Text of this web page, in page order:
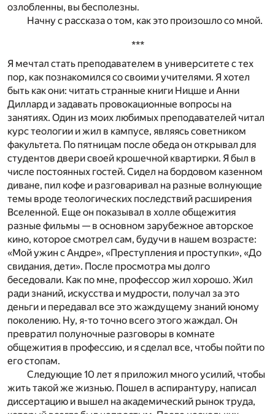
озлобленны, вы бесполезны.
Начну с рассказа о том, как это произошло со мной.
***
Я мечтал стать преподавателем в университете с тех
пор, как познакомился со своими учителями. Я хотел
быть как они: читать странные книги Ницше и Анни
Диллард и задавать провокационные вопросы на
занятиях. Один из моих любимых преподавателей читал
курс теологии и жил в кампусе, являясь советником
факультета. По пятницам после обеда он открывал для
студентов двери своей крошечной квартирки. Я был в
числе постоянных гостей. Сидел на бордовом казенном
диване, пил кофе и разговаривал на разные волнующие
темы вроде теологических последствий расширения
Вселенной. Еще он показывал в холле общежития
разные фильмы — в основном зарубежное авторское
кино, которое смотрел сам, будучи в нашем возрасте:
«Мой ужин с Андре», «Преступления и проступки», «До
свидания, дети». После просмотра мы долго
беседовали. Как по мне, профессор жил хорошо. Жил
ради знаний, искусства и мудрости, получал за это
деньги и передавал все это жаждущему знаний юному
поколению. Ну, я-то точно всего этого жаждал. Он
превратил полуночные разговоры в комнате
общежития в профессию, и я сделал все, чтобы пойти по
его стопам.
Следующие 10 лет я приложил много усилий, чтобы
жить такой же жизнью. Пошел в аспирантуру, написал
диссертацию и вышел на академический рынок труда,